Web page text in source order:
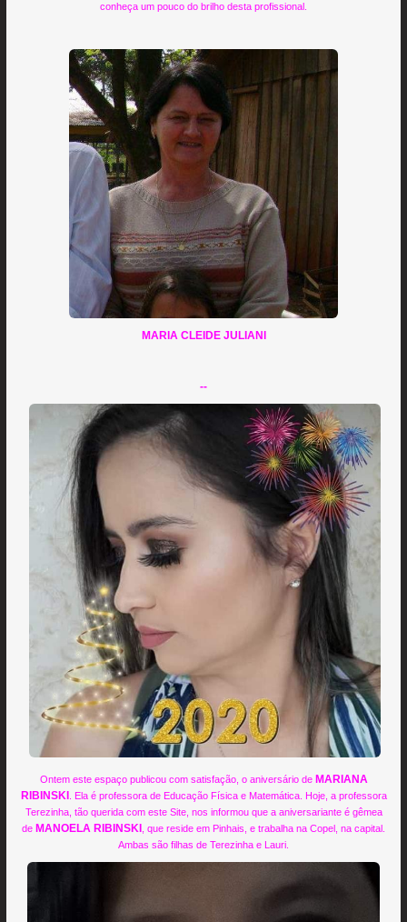
conheça um pouco do brilho desta profissional.
MARIA CLEIDE JULIANI
--
Ontem este espaço publicou com satisfação, o aniversário de MARIANA
RIBINSKI . Ela é professora de Educação Física e Matemática. Hoje, a professora
Terezinha, tão querida com este Site, nos informou que a aniversariante é gêmea
de MANOELA RIBINSKI , que reside em Pinhais, e trabalha na Copel, na capital.
Ambas são filhas de Terezinha e Lauri.